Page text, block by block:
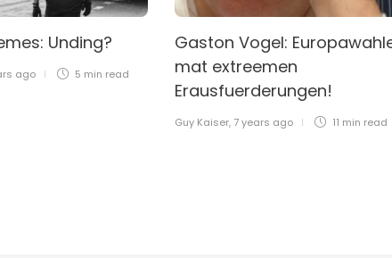
Unding?
ago 5 min read
Gaston Vogel:
mat extreemen
Erausfuerderungen!
Guy Kaiser, 7 years ago 11 min read